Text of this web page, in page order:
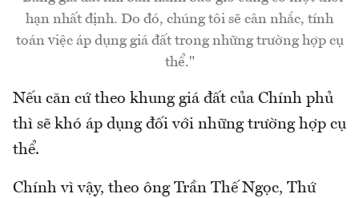
hạn nhất định. Do đó, chúng tôi sẽ cân nhắc, tính
toán việc áp dụng giá đất trong những trường hợp cụ
thể."
Nếu căn cứ theo khung giá đất của Chính phủ
thì sẽ khó áp dụng đối với những trường hợp cụ
thể.
Chính vì vậy, theo ông Trần Thế Ngọc, Thứ